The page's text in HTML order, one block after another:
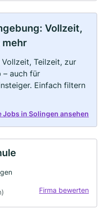
Vollzeit,
mehr
Teilzeit, zur
– auch für
Einfach filtern
Jobs in Solingen ansehen
Firma bewerten